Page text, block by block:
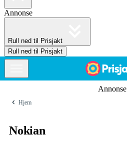
Annonse
Rull ned til Prisjakt
Rull ned til Prisjakt
Annonse
Hjem
Nokian